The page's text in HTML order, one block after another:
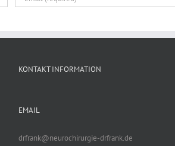
KONTAKT INFORMATION
EMAIL
drfrank@neurochirurgie-drfrank.de